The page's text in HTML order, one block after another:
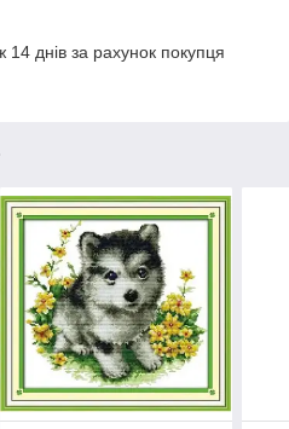
днів за рахунок покупця